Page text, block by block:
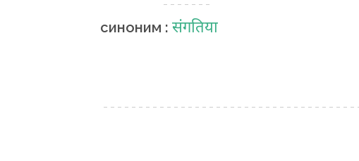
синоним : संगतिया